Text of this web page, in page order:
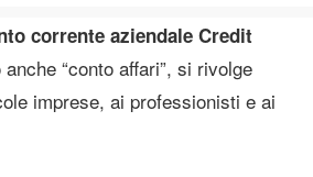
corrente aziendale Credit
“conto affari”, si rivolge
imprese, ai professionisti e ai